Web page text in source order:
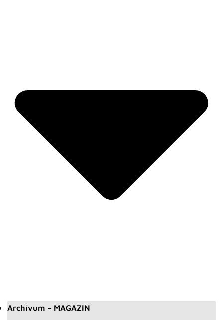
Archívum – MAGAZIN